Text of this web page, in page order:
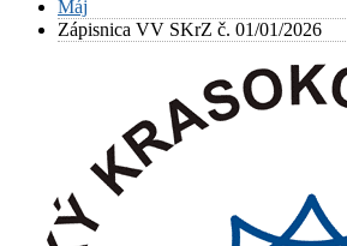
Máj
Zápisnica VV SKrZ č. 01/01/2026